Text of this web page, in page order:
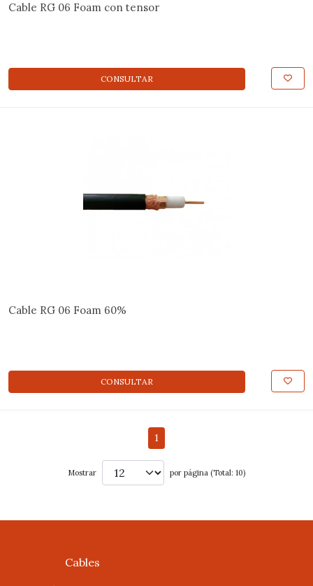
Cable RG 06 Foam con tensor
CONSULTAR
Cable RG 06 Foam 60%
CONSULTAR
1
Mostrar por página (Total: 10)
Cables